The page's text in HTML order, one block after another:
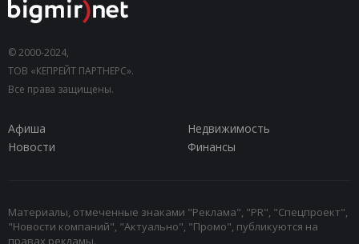
© 2000-2024,
ТОВ «КЕПРЕЙТ ПАРТНЕРС».
Все права защищены.
Афиша
Недвижимость
Новости
Финансы
Материалы, отмеченные знаками "Реклама", "PR", "Спецпроект",
"Новости компаний", "Актуально", "Промо", публикуются на
правах рекламы.